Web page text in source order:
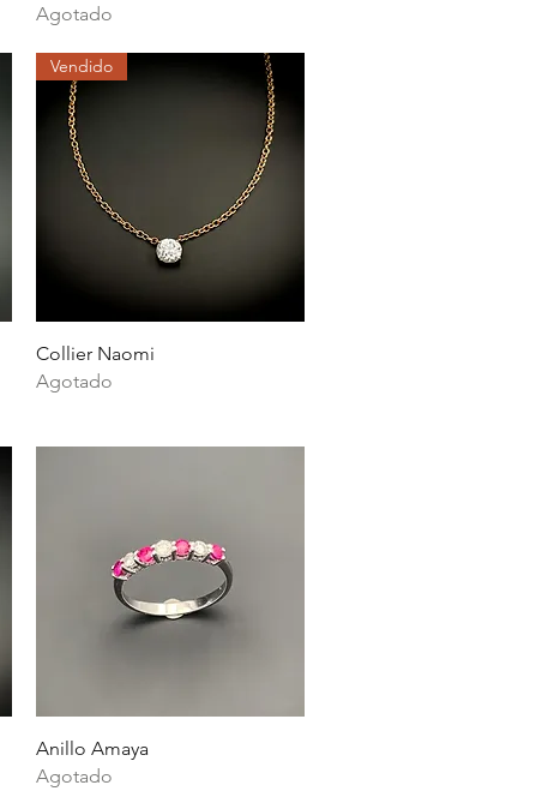
Agotado
Vista rápida
Vendido
Collier Naomi
Agotado
Vista rápida
Anillo Amaya
Agotado